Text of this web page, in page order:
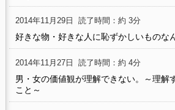
2014年11月29日 読了時間：約 3分
好きな物・好きな人に恥ずかしいものな
2014年11月27日 読了時間：約 4分
男・女の価値観が理解できない。～理解
こと～